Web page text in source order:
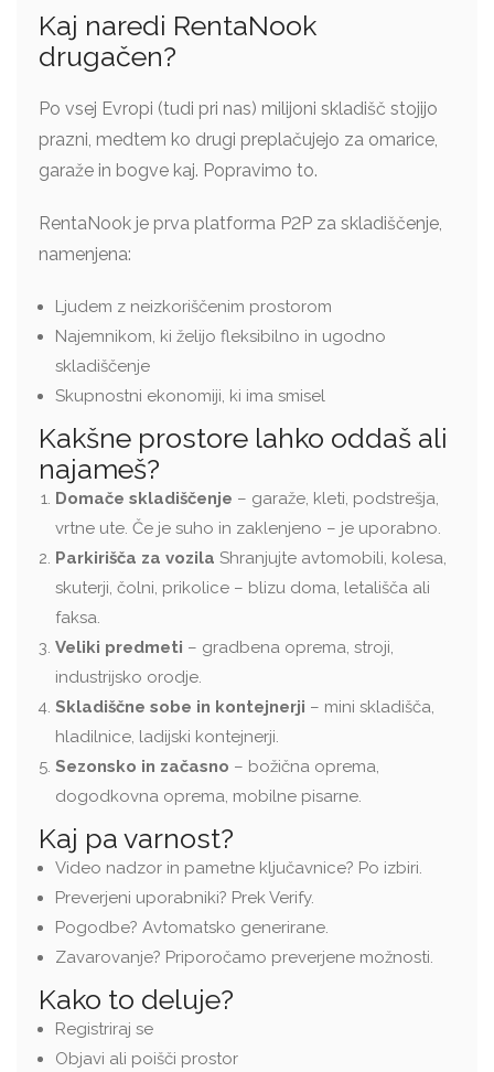
Kaj naredi RentaNook
drugačen?
Po vsej Evropi (tudi pri nas) milijoni skladišč stojijo
prazni, medtem ko drugi preplačujejo za omarice,
garaže in bogve kaj. Popravimo to.
RentaNook je prva platforma P2P za skladiščenje,
namenjena:
Ljudem z neizkoriščenim prostorom
Najemnikom, ki želijo fleksibilno in ugodno
skladiščenje
Skupnostni ekonomiji, ki ima smisel
Kakšne prostore lahko oddaš ali
najameš?
Domače skladiščenje – garaže, kleti, podstrešja,
vrtne ute. Če je suho in zaklenjeno – je uporabno.
Parkirišča za vozila Shranjujte avtomobili, kolesa,
skuterji, čolni, prikolice – blizu doma, letališča ali
faksa.
Veliki predmeti – gradbena oprema, stroji,
industrijsko orodje.
Skladiščne sobe in kontejnerji – mini skladišča,
hladilnice, ladijski kontejnerji.
Sezonsko in začasno – božična oprema,
dogodkovna oprema, mobilne pisarne.
Kaj pa varnost?
Video nadzor in pametne ključavnice? Po izbiri.
Preverjeni uporabniki? Prek Verify.
Pogodbe? Avtomatsko generirane.
Zavarovanje? Priporočamo preverjene možnosti.
Kako to deluje?
Registriraj se
Objavi ali poišči prostor